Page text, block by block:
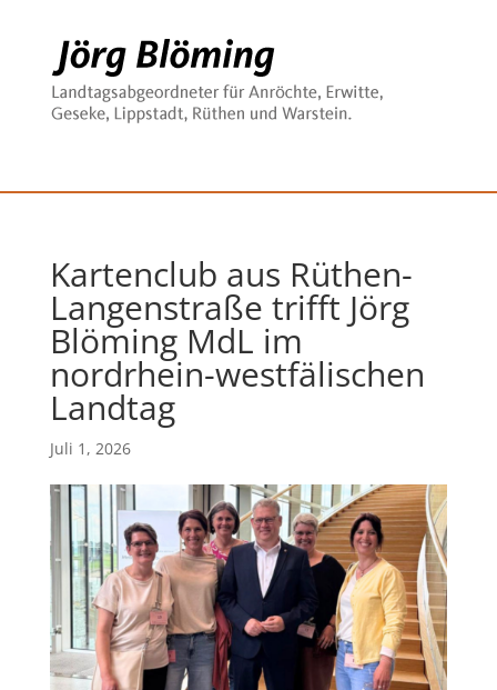
Kartenclub aus Rüthen-
Langenstraße trifft Jörg
Blöming MdL im
nordrhein-westfälischen
Landtag
Juli 1, 2026